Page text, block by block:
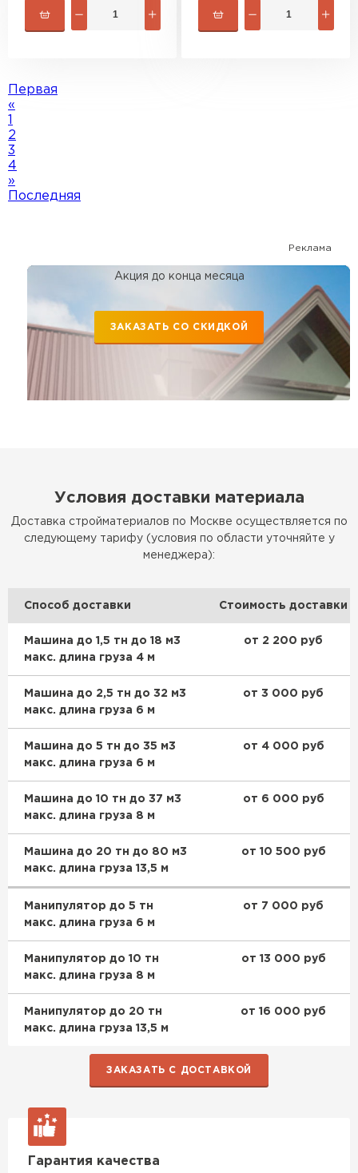
Первая
«
2
3
4
»
Последняя
Реклама
Акция до конца месяца
ЗАКАЗАТЬ СО СКИДКОЙ
Условия доставки материала
Доставка стройматериалов по Москве осуществляется по
следующему тарифу (условия по области уточняйте у
менеджера):
Способ доставки Стоимость доставки
Машина до 1,5 тн до 18 м3
макс. длина груза 4 м
от 2 200 руб
Машина до 2,5 тн до 32 м3
макс. длина груза 6 м
от 3 000 руб
Машина до 5 тн до 35 м3
макс. длина груза 6 м
от 4 000 руб
Машина до 10 тн до 37 м3
макс. длина груза 8 м
от 6 000 руб
Машина до 20 тн до 80 м3
макс. длина груза 13,5 м
от 10 500 руб
Манипулятор до 5 тн
макс. длина груза 6 м
от 7 000 руб
Манипулятор до 10 тн
макс. длина груза 8 м
от 13 000 руб
Манипулятор до 20 тн
макс. длина груза 13,5 м
от 16 000 руб
ЗАКАЗАТЬ С ДОСТАВКОЙ
Гарантия качества